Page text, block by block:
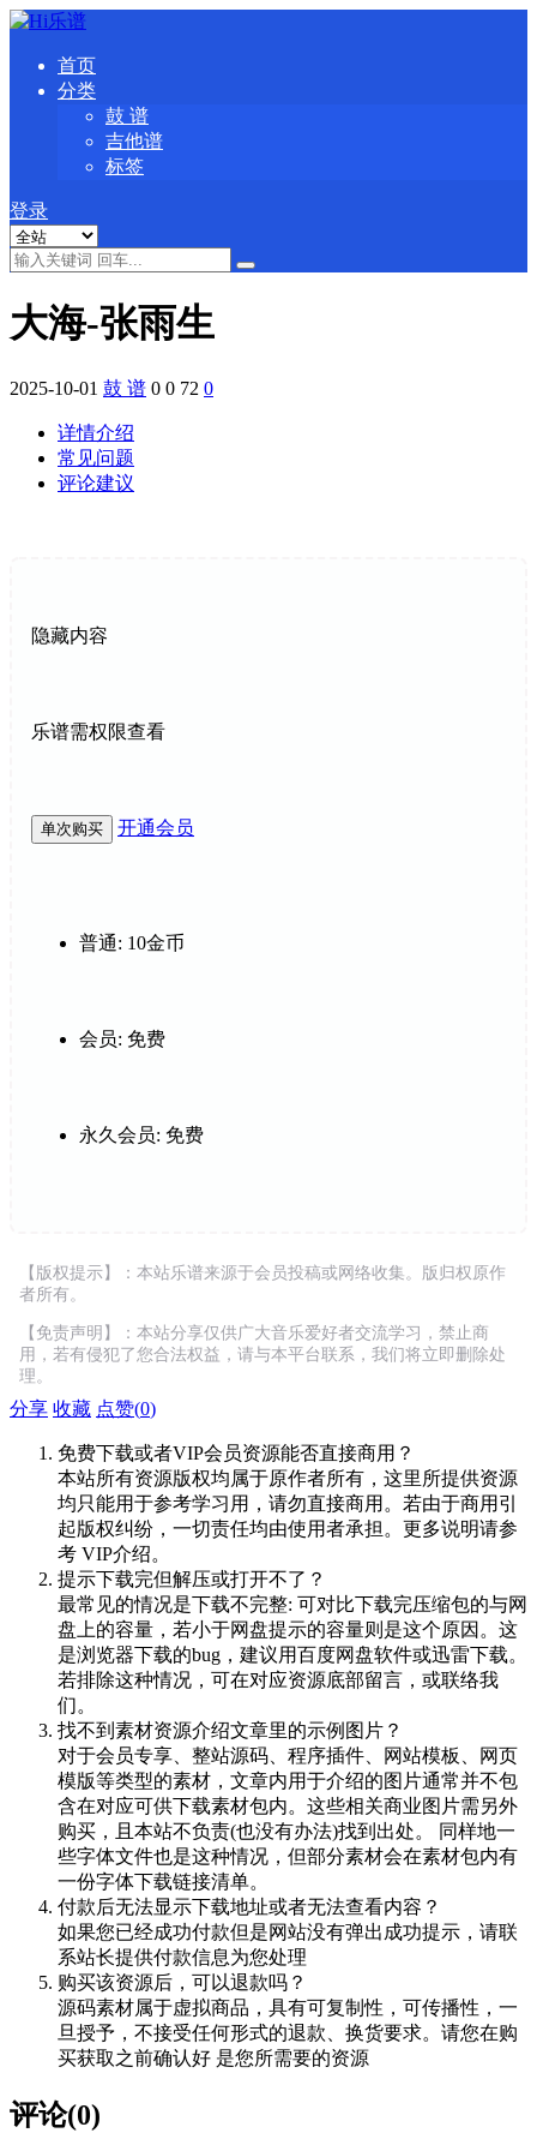
首页
分类
鼓 谱
吉他谱
标签
登录
大海-张雨生
2025-10-01 鼓 谱 0 0 72 0
详情介绍
常见问题
评论建议
隐藏内容
乐谱需权限查看
单次购买 开通会员
普通: 10金币
会员: 免费
永久会员: 免费
【版权提示】：本站乐谱来源于会员投稿或网络收集。版归权原作
者所有。
【免责声明】：本站分享仅供广大音乐爱好者交流学习，禁止商
用，若有侵犯了您合法权益，请与本平台联系，我们将立即删除处
理。
分享 收藏 点赞(0)
免费下载或者VIP会员资源能否直接商用？
本站所有资源版权均属于原作者所有，这里所提供资源
均只能用于参考学习用，请勿直接商用。若由于商用引
起版权纠纷，一切责任均由使用者承担。更多说明请参
考 VIP介绍。
提示下载完但解压或打开不了？
最常见的情况是下载不完整: 可对比下载完压缩包的与网
盘上的容量，若小于网盘提示的容量则是这个原因。这
是浏览器下载的bug，建议用百度网盘软件或迅雷下载。
若排除这种情况，可在对应资源底部留言，或联络我
们。
找不到素材资源介绍文章里的示例图片？
对于会员专享、整站源码、程序插件、网站模板、网页
模版等类型的素材，文章内用于介绍的图片通常并不包
含在对应可供下载素材包内。这些相关商业图片需另外
购买，且本站不负责(也没有办法)找到出处。 同样地一
些字体文件也是这种情况，但部分素材会在素材包内有
一份字体下载链接清单。
付款后无法显示下载地址或者无法查看内容？
如果您已经成功付款但是网站没有弹出成功提示，请联
系站长提供付款信息为您处理
购买该资源后，可以退款吗？
源码素材属于虚拟商品，具有可复制性，可传播性，一
旦授予，不接受任何形式的退款、换货要求。请您在购
买获取之前确认好 是您所需要的资源
评论(0)